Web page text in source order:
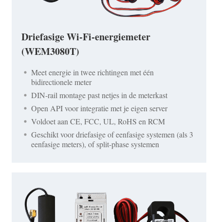
Driefasige Wi-Fi-energiemeter
(WEM3080T)
Meet energie in twee richtingen met één
bidirectionele meter
DIN-rail montage past netjes in de meterkast
Open API voor integratie met je eigen server
Voldoet aan CE, FCC, UL, RoHS en RCM
Geschikt voor driefasige of eenfasige systemen (als 3
eenfasige meters), of split-phase systemen